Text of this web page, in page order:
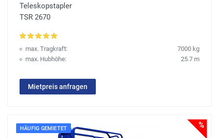
Teleskopstapler
TSR 2670
max. Tragkraft:
7000 kg
max. Hubhöhe:
25.7 m
Mietpreis anfragen
HÄUFIG GEMIETET %